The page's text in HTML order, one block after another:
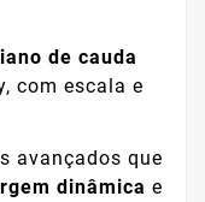
de cauda
com escala e
avançados que
dinâmica e